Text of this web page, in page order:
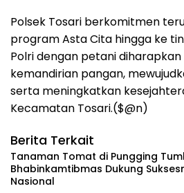
Polsek Tosari berkomitmen
program Asta Cita hingga ke
Polri dengan petani
kemandirian pangan,
serta meningkatkan
Kecamatan Tosari.($@n)
Berita Terkait
Tanaman Tomat di Pungging
Bhabinkamtibmas Dukung
Nasional